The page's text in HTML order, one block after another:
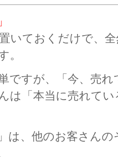
いておくだけで、
。
ですが、「今、売れ
は「本当に売れて
は、他のお客さん